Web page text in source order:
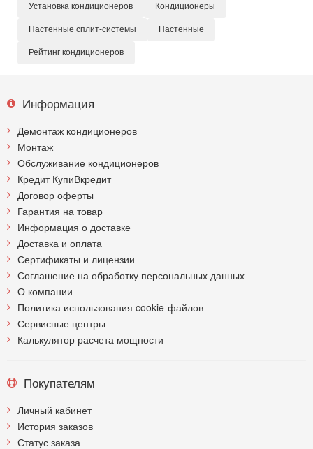
Установка кондиционеров Кондиционеры
Настенные сплит-системы Настенные
Рейтинг кондиционеров
Информация
Демонтаж кондиционеров
Монтаж
Обслуживание кондиционеров
Кредит КупиВкредит
Договор оферты
Гарантия на товар
Информация о доставке
Доставка и оплата
Сертификаты и лицензии
Соглашение на обработку персональных данных
О компании
Политика использования cookie-файлов
Сервисные центры
Калькулятор расчета мощности
Покупателям
Личный кабинет
История заказов
Статус заказа